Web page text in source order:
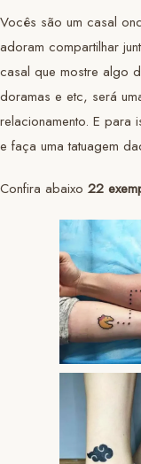
Vocês são um casal
adoram compartilhar
casal que mostre algo
doramas e etc, será
relacionamento. E para
e faça uma tatuagem
Confira abaixo 22